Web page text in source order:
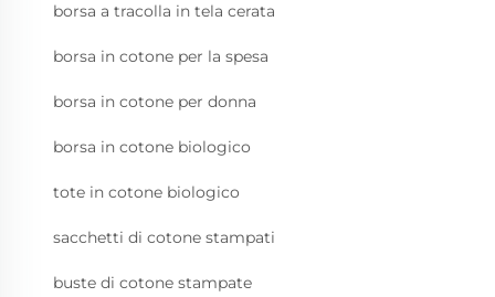
borsa a tracolla in tela cerata
borsa in cotone per la spesa
borsa in cotone per donna
borsa in cotone biologico
tote in cotone biologico
sacchetti di cotone stampati
buste di cotone stampate